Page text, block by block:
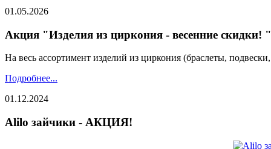
01.05.2026
Акция "Изделия из циркония - весенние скидки! "
На весь ассортимент изделий из циркония (браслеты,
Подробнее...
01.12.2024
Alilo зайчики - АКЦИЯ!